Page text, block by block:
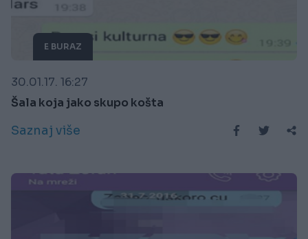
E BURAZ
30.01.17. 16:27
Šala koja jako skupo košta
Saznaj više